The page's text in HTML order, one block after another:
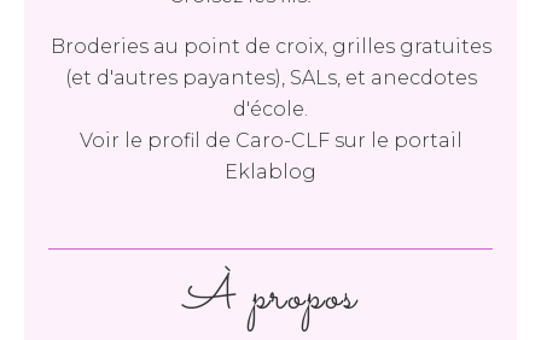
Broderies au point de croix, grilles gratuites
(et d'autres payantes), SALs, et anecdotes
d'école.
Voir le profil de Caro-CLFsur le portail
Eklablog
À propos